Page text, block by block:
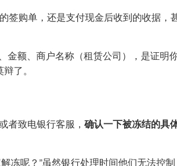
签购单，还是支付现金后收到的收据，
金额、商户名称（租赁公司），是证明
了。
者致电银行客服， 确认一下被冻结的具
冻呢？”虽然银行处理时间他们无法控制